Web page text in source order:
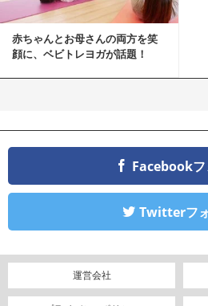
赤ちゃんとお母さんの両方を笑
顔に、ベビトレヨガが話題！
Facebookフ
Twitterフ
運営会社